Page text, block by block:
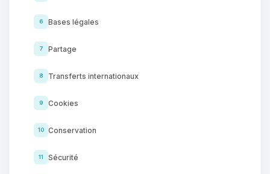
6 Bases légales
7 Partage
8 Transferts internationaux
9 Cookies
10 Conservation
11 Sécurité